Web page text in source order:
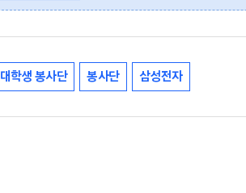
대학생 봉사단 봉사단 삼성전자